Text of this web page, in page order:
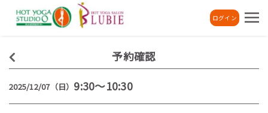
ログイン
予約確認
2025/12/07（日） 9:30～10:30